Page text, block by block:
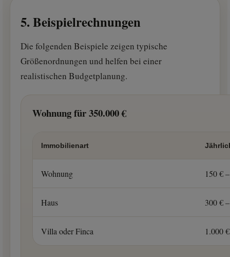
5. Beispielrechnungen
Die folgenden Beispiele zeigen typische
Größenordnungen und helfen bei einer
realistischen Budgetplanung.
Wohnung für 350.000 €
Immobilienart
Wohnung 150 €
Haus 300 €
Villa oder Finca 1.000